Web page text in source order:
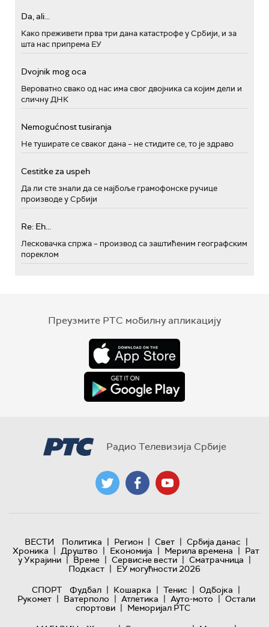
Da, ali...
Како преживети прва три дана катастрофе у Србији, и за
шта нас припрема ЕУ
Dvojnik mog oca
Вероватно свако од нас има свог двојника са којим дели и
сличну ДНК
Nemogućnost tusiranja
Не туширате се сваког дана – не стидите се, то је здраво
Cestitke za uspeh
Да ли сте знали да се најбоље грамофонске ручице
производе у Србији
Re: Eh...
Лесковачка спржа – производ са заштићеним географским
пореклом
Преузмите РТС мобилну апликацију
Радио Телевизија Србије
ВЕСТИ Политика | Регион | Свет | Србија данас |
Хроника | Друштво | Економија | Мерила времена | Рат
у Украјини | Време | Сервисне вести | Сматрачница |
Подкаст | ЕУ могућности 2026
СПОРТ
Фудбал | Кошарка | Тенис | Одбојка |
Рукомет | Ватерполо | Атлетика | Ауто-мото | Остали
спортови | Меморијал РТС